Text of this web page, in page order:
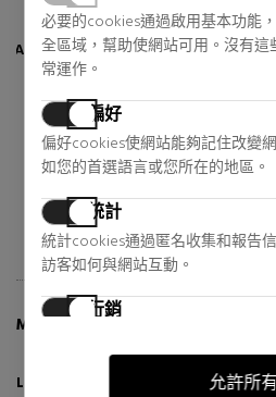
必要的cookies通過啟用基本功能
全區域，幫助使網站可用。沒有
常運作。
偏好
偏好cookies使網站能夠記住改變
如您的首選語言或您所在的地區。
統計
統計cookies通過匿名收集和報告
訪客如何與網站互動。
行銷
別用戶具有相關性和吸引力的廣告
允許所
ARMANI
EYE TINT RENOVATION
LIQUID EYESHADOW
眼影
22,75 € 33% DTO.
Regular price 34,00 €
MORE INFO ABOUT
Luminous Silk Foundation 是一款轻